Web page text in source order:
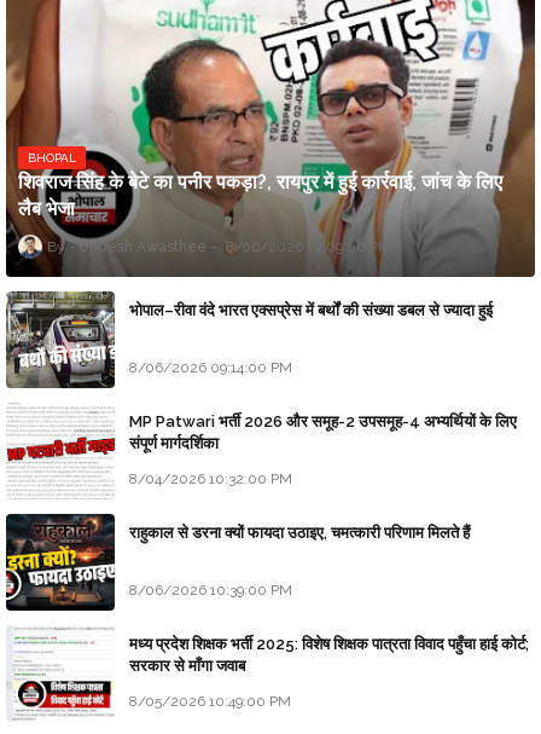
BHOPAL
शिवराज सिंह के बेटे का पनीर पकड़ा?, रायपुर में हुई कार्रवाई, जांच के लिए
लैब भेजा
Updesh Awasthee 8/06/2026 10:09:00 PM
भोपाल–रीवा वंदे भारत एक्सप्रेस में बर्थों की संख्या डबल से ज्यादा हुई
8/06/2026 09:14:00 PM
MP Patwari भर्ती 2026 और समूह-2 उपसमूह-4 अभ्यर्थियों के लिए
संपूर्ण मार्गदर्शिका
8/04/2026 10:32:00 PM
राहुकाल से डरना क्यों फायदा उठाइए, चमत्कारी परिणाम मिलते हैं
8/06/2026 10:39:00 PM
मध्य प्रदेश शिक्षक भर्ती 2025: विशेष शिक्षक पात्रता विवाद पहुँचा हाई कोर्ट;
सरकार से माँगा जवाब
8/05/2026 10:49:00 PM